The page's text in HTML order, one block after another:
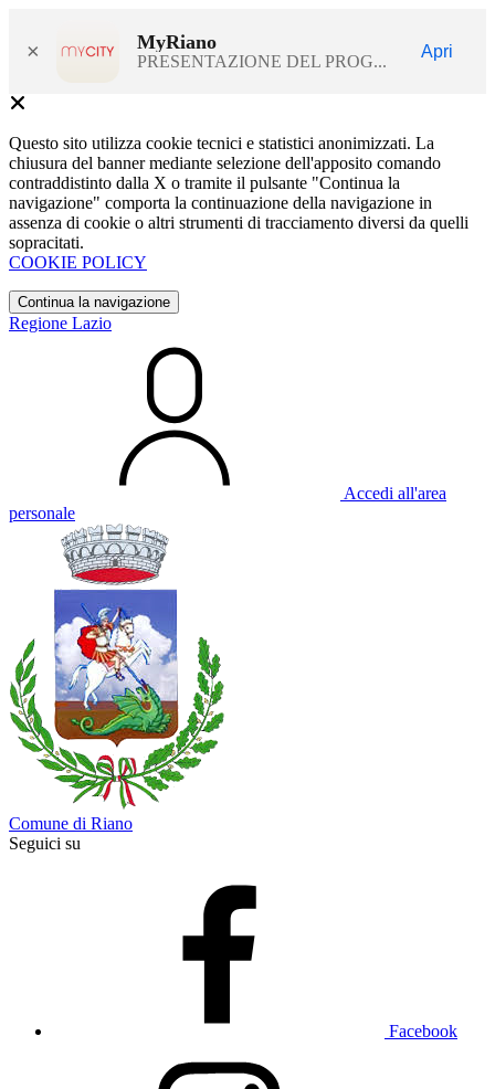
× MyRiano
PRESENTAZIONE DEL PROG...
Apri
Questo sito utilizza cookie tecnici e statistici anonimizzati. La
chiusura del banner mediante selezione dell'apposito comando
contraddistinto dalla X o tramite il pulsante "Continua la
navigazione" comporta la continuazione della navigazione in
assenza di cookie o altri strumenti di tracciamento diversi da quelli
sopracitati.
COOKIE POLICY
Continua la navigazione
Regione Lazio
Accedi all'area
personale
Comune di Riano
Seguici su
Facebook